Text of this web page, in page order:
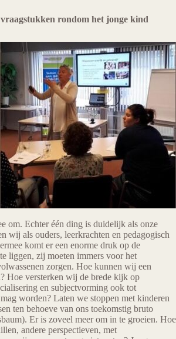
rondom het jonge kind
om. Echter één ding is duidelijk als onze
wij als ouders, leerkrachten en pedagogisch
komt er een enorme druk op de
liggen, zij moeten immers voor het
zorgen. Hoe kunnen wij een
Hoe versterken wij de brede kijk op
en subjectvorming ook tot
worden? Laten we stoppen met kinderen
ten behoeve van ons toekomstig bruto
Er is zoveel meer om in te groeien. Hoe
andere perspectieven, met